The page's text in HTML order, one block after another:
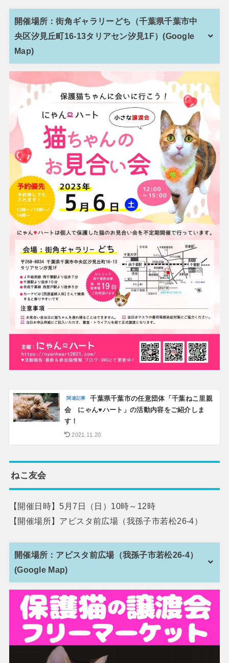
開催場所：街角ギャラリーどち（千葉県千葉市中
央区汐見丘町16-13タリアセン汐見1F）(Google
Map)
千葉県千葉市の任意団体「千葉ねこ里親
会 にゃん♥️ハート」の活動内容をご紹介しま
す！
2021.11.20
ねこ友会
【開催日時】5月7日（日）10時～12時
【開催場所】アビスタ前広場（我孫子市若松26-4）
開催場所：アビスタ前広場（我孫子市若松26-4）
(Google Map)